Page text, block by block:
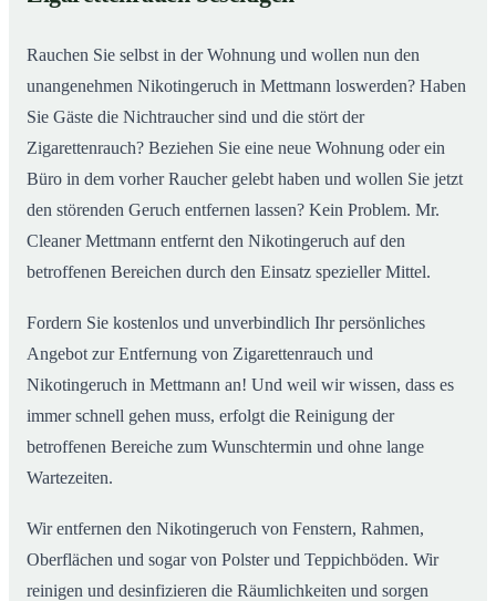
Rauchen Sie selbst in der Wohnung und wollen nun den
unangenehmen Nikotingeruch in Mettmann loswerden? Haben
Sie Gäste die Nichtraucher sind und die stört der
Zigarettenrauch? Beziehen Sie eine neue Wohnung oder ein
Büro in dem vorher Raucher gelebt haben und wollen Sie jetzt
den störenden Geruch entfernen lassen? Kein Problem. Mr.
Cleaner Mettmann entfernt den Nikotingeruch auf den
betroffenen Bereichen durch den Einsatz spezieller Mittel.
Fordern Sie kostenlos und unverbindlich Ihr persönliches
Angebot zur Entfernung von Zigarettenrauch und
Nikotingeruch in Mettmann an! Und weil wir wissen, dass es
immer schnell gehen muss, erfolgt die Reinigung der
betroffenen Bereiche zum Wunschtermin und ohne lange
Wartezeiten.
Wir entfernen den Nikotingeruch von Fenstern, Rahmen,
Oberflächen und sogar von Polster und Teppichböden. Wir
reinigen und desinfizieren die Räumlichkeiten und sorgen